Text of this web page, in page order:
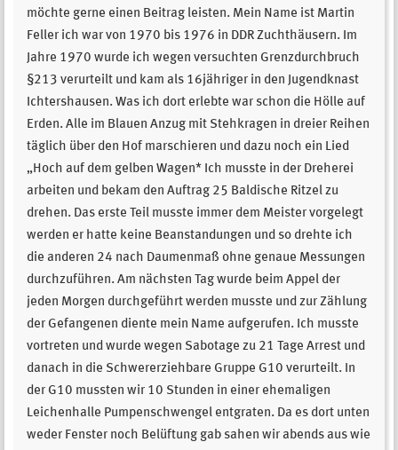
möchte gerne einen Beitrag leisten. Mein Name ist Martin
Feller ich war von 1970 bis 1976 in DDR Zuchthäusern. Im
Jahre 1970 wurde ich wegen versuchten Grenzdurchbruch
§213 verurteilt und kam als 16jähriger in den Jugendknast
Ichtershausen. Was ich dort erlebte war schon die Hölle auf
Erden. Alle im Blauen Anzug mit Stehkragen in dreier Reihen
täglich über den Hof marschieren und dazu noch ein Lied
„Hoch auf dem gelben Wagen* Ich musste in der Dreherei
arbeiten und bekam den Auftrag 25 Baldische Ritzel zu
drehen. Das erste Teil musste immer dem Meister vorgelegt
werden er hatte keine Beanstandungen und so drehte ich
die anderen 24 nach Daumenmaß ohne genaue Messungen
durchzuführen. Am nächsten Tag wurde beim Appel der
jeden Morgen durchgeführt werden musste und zur Zählung
der Gefangenen diente mein Name aufgerufen. Ich musste
vortreten und wurde wegen Sabotage zu 21 Tage Arrest und
danach in die Schwererziehbare Gruppe G10 verurteilt. In
der G10 mussten wir 10 Stunden in einer ehemaligen
Leichenhalle Pumpenschwengel entgraten. Da es dort unten
weder Fenster noch Belüftung gab sahen wir abends aus wie